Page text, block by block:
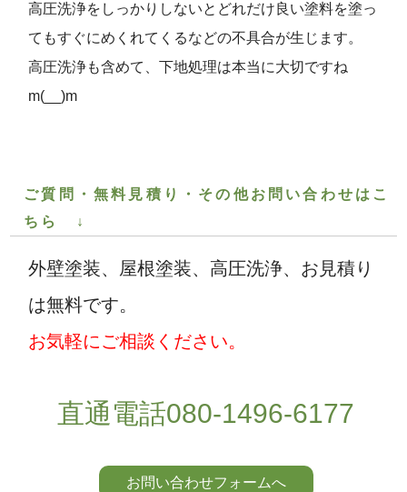
高圧洗浄をしっかりしないとどれだけ良い塗料を塗っ
てもすぐにめくれてくるなどの不具合が生じます。
高圧洗浄も含めて、下地処理は本当に大切ですね
m(__)m
ご質問・無料見積り・その他お問い合わせはこ
ちら ↓
外壁塗装、屋根塗装、高圧洗浄、お見積り
は無料です。
お気軽にご相談ください。
直通電話080-1496-6177
お問い合わせフォームへ